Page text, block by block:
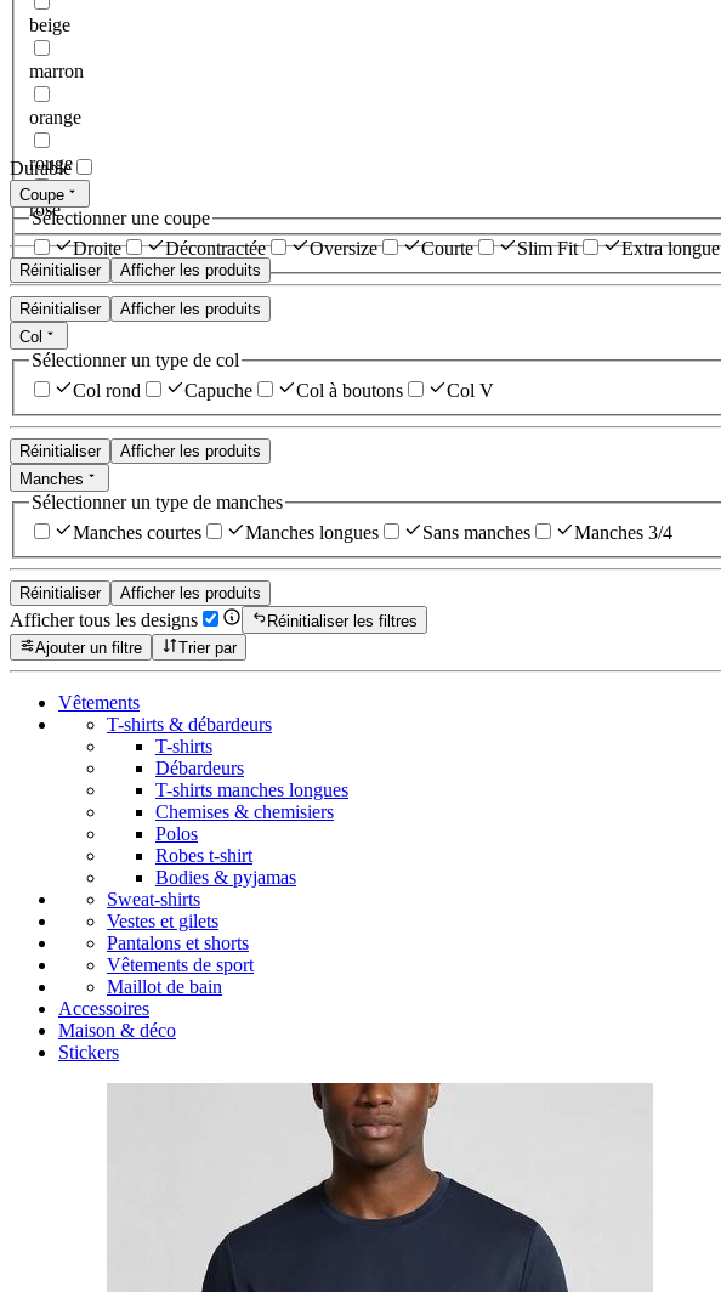
beige
marron
orange
rouge
rose
Réinitialiser Afficher les produits
Durable
Coupe
Sélectionner une coupe
Droite
Décontractée Oversize Courte Slim Fit Extra longue
Réinitialiser
Afficher les produits
Col
Sélectionner un type de col
Col rond
Capuche Col à boutons Col V
Réinitialiser
Afficher les produits
Manches
Sélectionner un type de manches
Manches courtes
Manches longues Sans manches Manches 3/4
Réinitialiser Afficher les produits
Afficher tous les designs
Réinitialiser les filtres
Ajouter un filtre
Trier par
Vêtements
T-shirts & débardeurs
T-shirts
Débardeurs
T-shirts manches longues
Chemises & chemisiers
Polos
Robes t-shirt
Bodies & pyjamas
Sweat-shirts
Vestes et gilets
Pantalons et shorts
Vêtements de sport
Maillot de bain
Accessoires
Maison & déco
Stickers